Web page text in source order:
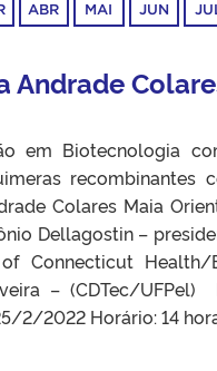
ABR MAI JUN
Andrade
em Biotecnologia
recombinantes
Colares Maia
Dellagostin –
Connecticut
– (CDTec/
2/2022 Horário: 14